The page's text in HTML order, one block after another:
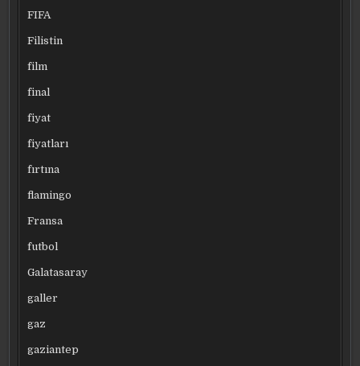
FIFA
Filistin
film
final
fiyat
fiyatları
fırtına
flamingo
Fransa
futbol
Galatasaray
galler
gaz
gaziantep